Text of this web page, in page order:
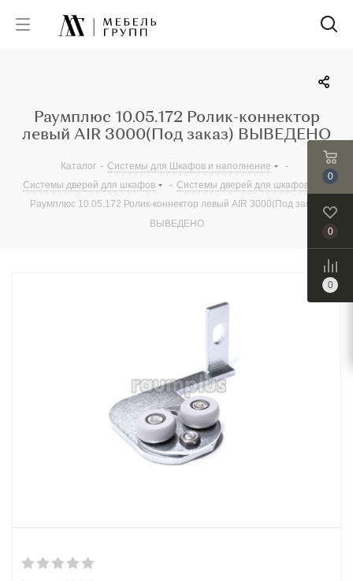
Раумплюс 10.05.172 Ролик-коннектор
левый AIR 3000(Под заказ) ВЫВЕДЕНО
Каталог - Системы для Шкафов и наполнение
-
Системы дверей для шкафов
- Системы дверей для шкафов
-
Раумплюс 10.05.172 Ролик-коннектор левый AIR 3000(Под заказ)
ВЫВЕДЕНО
0
0
0